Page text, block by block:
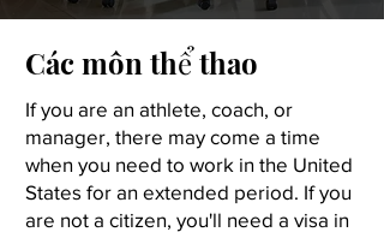
Các môn thể thao
If you are an athlete, coach, or
manager, there may come a time
when you need to work in the United
States for an extended period. If you
are not a citizen, you'll need a visa in